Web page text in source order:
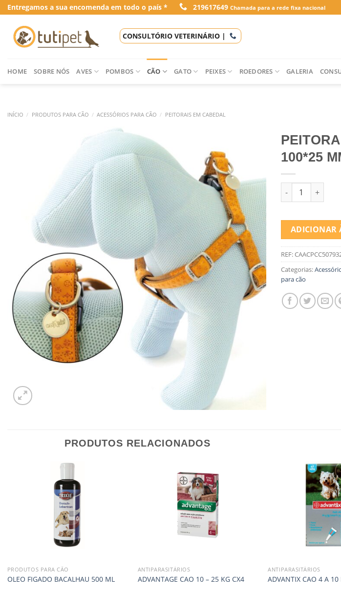
Skip
to
content
Entregamos a sua encomenda em todo o país * 219617649 Chamada para a rede fixa nacional
CONSULTÓRIO VETERINÁRIO |
HOME SOBRE NÓS AVES POMBOS CÃO GATO PEIXES ROEDORES GALERIA
INÍCIO / PRODUTOS PARA CÃO / ACESSÓRIOS PARA CÃO / PEITORAIS EM CABEDAL
100*25
Quantidade de
ADICIONAR
REF:
Categorias:
para cão
PRODUTOS RELACIONADOS
PRODUTOS PARA CÃO
OLEO FIGADO BACALHAU 500 ML
ANTIPARASITÁRIOS
ADVANTAGE CAO 10 – 25 KG CX4
ANTIPARASITÁRIOS
ADVANTIX CAO 4 A 10